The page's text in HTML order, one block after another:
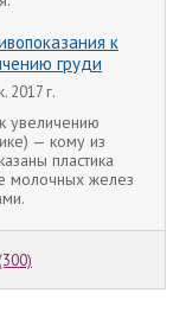
к
груди
2017 г.
увеличению
— кому из
пластика
молочных желез